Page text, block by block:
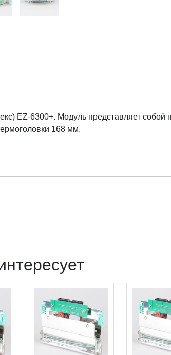
EZ-6300+. Модуль представляет
168 мм.